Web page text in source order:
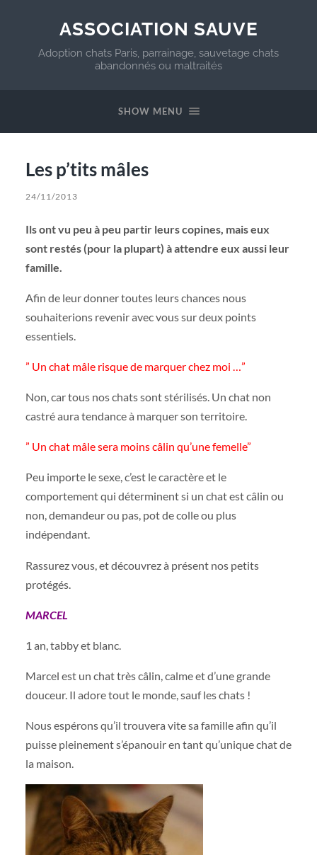
ASSOCIATION SAUVE
Adoption chats Paris, parrainage, sauvetage chats
abandonnés ou maltraités
SHOW MENU
Les p’tits mâles
24/11/2013
Ils ont vu peu à peu partir leurs copines, mais eux
sont restés (pour la plupart) à attendre eux aussi leur
famille.
Afin de leur donner toutes leurs chances nous
souhaiterions revenir avec vous sur deux points
essentiels.
” Un chat mâle risque de marquer chez moi …”
Non, car tous nos chats sont stérilisés. Un chat non
castré aura tendance à marquer son territoire.
” Un chat mâle sera moins câlin qu’une femelle”
Peu importe le sexe, c’est le caractère et le
comportement qui déterminent si un chat est câlin ou
non, demandeur ou pas, pot de colle ou plus
indépendant.
Rassurez vous, et découvrez à présent nos petits
protégés.
MARCEL
1 an, tabby et blanc.
Marcel est un chat très câlin, calme et d’une grande
douceur. Il adore tout le monde, sauf les chats !
Nous espérons qu’il trouvera vite sa famille afin qu’il
puisse pleinement s’épanouir en tant qu’unique chat de
la maison.